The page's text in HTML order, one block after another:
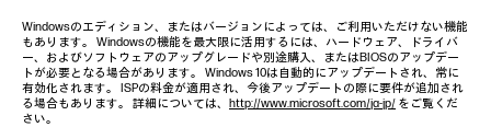
Windowsのエディション、またはバージョンによっては、ご利用いただけない機能
もあります。 Windowsの機能を最大限に活用するには、ハードウェア、ドライバ
ー、およびソフトウェアのアップグレードや別途購入、またはBIOSのアップデー
トが必要となる場合があります。 Windows 10は自動的にアップデートされ、常に
有効化されます。 ISPの料金が適用され、今後アップデートの際に要件が追加され
る場合もあります。 詳細については、 http://www.microsoft.com/ja-jp/ をご覧くだ
さい。